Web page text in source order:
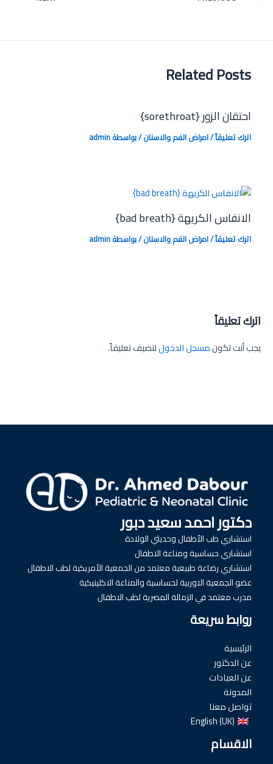
Related Posts
احتقان الزور {sorethroat}
اترك تعليقاً/امراض الفم والاسنان/ بواسطةadmin
الانفاس الكريهة {bad breath}
اترك تعليقاً/امراض الفم والاسنان/ بواسطةadmin
اترك تعليقاً
يجب أنت تكونمسجل الدخوللتضيف تعليقاً.
دكتور احمد سعيد دبور
استشاري طب الأطفال وحديثي الولادة
استشاري حساسية ومناعة الاطفال
استشاري رضاعة طبيعية معتمد من الجمعية الأمريكية لطب الاطفال
عضو الجمعية الاوربية لحساسية والمناعة الاكلينيكية
مدرب معتمد في الزمالة المصرية لطب الاطفال
روابط سريعة
الرئيسية
عن الدكتور
عن العيادات
المدونة
تواصل معنا
English (UK)
الاقسام